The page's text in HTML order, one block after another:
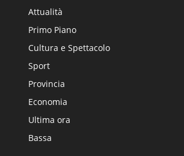
Attualità
Primo Piano
Cultura e Spettacolo
Sport
Provincia
Economia
Ultima ora
Bassa